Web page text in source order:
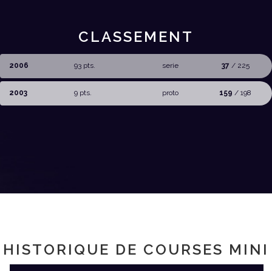
CLASSEMENT
2006 93 pts. serie 37 / 225
2003 9 pts. proto 159 / 198
HISTORIQUE DE COURSES MINI